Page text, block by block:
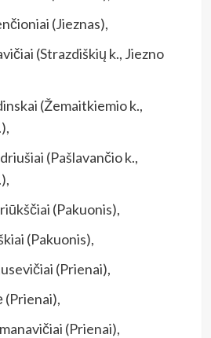
(Jieznas),
(Strazdiškių k., Jiezno
(Žemaitkiemio k.,
(Pašlavančio k.,
(Pakuonis),
(Pakuonis),
(Prienai),
(Prienai),
(Prienai),